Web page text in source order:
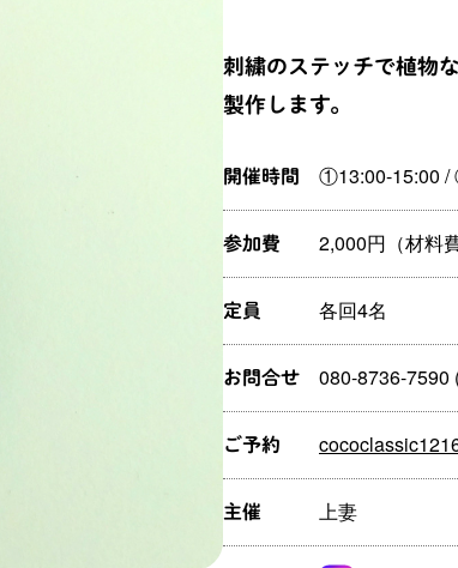
刺繍のステッチで植物
製作します。
開催時間 ①13:00-15:00 /
参加費 2,000円（材料
定員 各回4名
お問合せ 080-8736-7590
ご予約
主催 上妻